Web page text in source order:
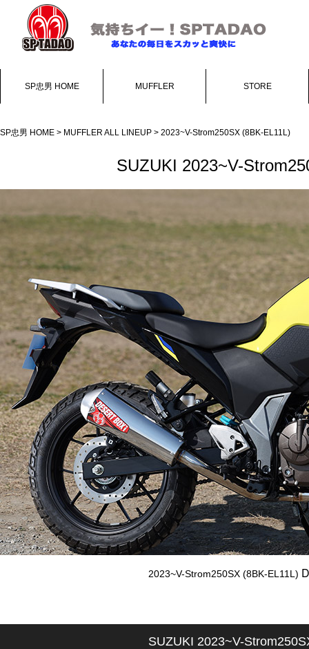
SP忠男 HOME MUFFLER STORE
SP忠男 HOME > MUFFLER ALL LINEUP > 2023~V-Strom250SX (8BK-EL11L)
SUZUKI 2023~V-
2023~V-Strom250SX (8BK-EL11L)
SUZUKI 2023~V-